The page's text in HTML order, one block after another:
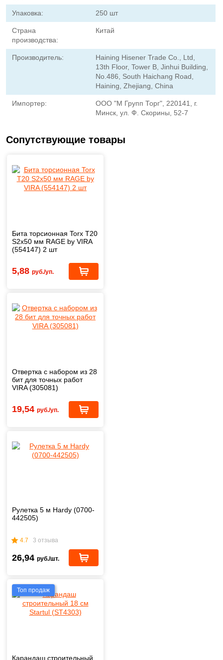
Упаковка: 250 шт
Страна
производства:
Китай
Производитель:
Haining Hisener Trade Co., Ltd,
13th Floor, Tower B, Jinhui Building,
No.486, South Haichang Road,
Haining, Zhejiang, China
Импортер:
ООО "М Групп Торг", 220141, г.
Минск, ул. Ф. Скорины, 52-7
Сопутствующие товары
Бита торсионная Torx T20
S2x50 мм RAGE by VIRA
(554147) 2 шт
5,88 руб./уп.
Отвертка с набором из 28
бит для точных работ
VIRA (305081)
19,54 руб./уп.
Рулетка 5 м Hardy (0700-
442505)
4.7 3 отзыва
26,94 руб./шт.
Топ продаж
Карандаш строительный